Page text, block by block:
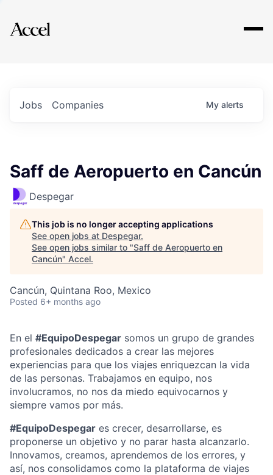
Explore
Jobs Companies My alerts
Saff de Aeropuerto en Cancún
Despegar
This job is no longer accepting applications
See open jobs at Despegar.
See open jobs similar to "Saff de Aeropuerto en
Cancún" Accel.
Cancún, Quintana Roo, Mexico
Posted 6+ months ago
En el #EquipoDespegar somos un grupo de grandes
profesionales dedicados a crear las mejores
experiencias para que los viajes enriquezcan la vida
de las personas. Trabajamos en equipo, nos
involucramos, no nos da miedo equivocarnos y
siempre vamos por más.
#EquipoDespegar es crecer, desarrollarse, es
proponerse un objetivo y no parar hasta alcanzarlo.
Innovamos, creamos, aprendemos de los errores, y
así, nos consolidamos como la plataforma de viajes